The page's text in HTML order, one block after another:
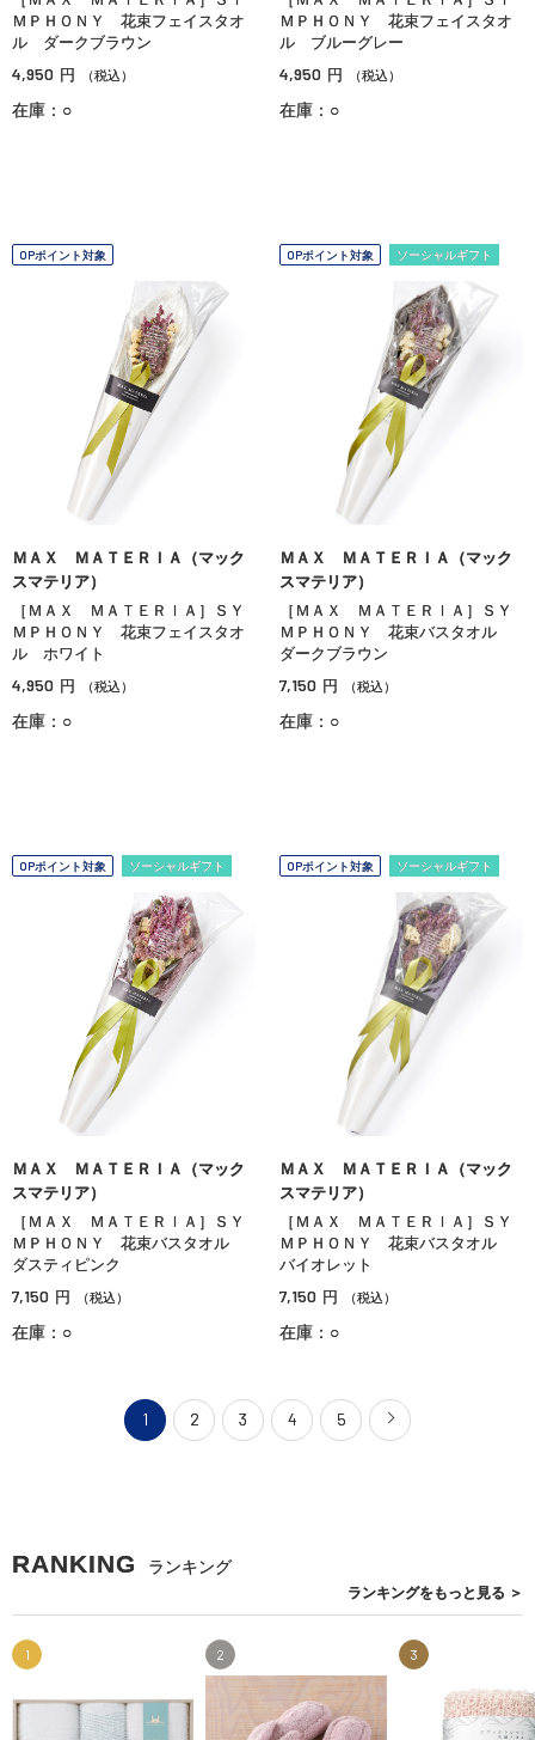
ＭＰＨＯＮＹ 花束フェイスタオ
ル ダークブラウン
4,950 円 （税込）
在庫：○
ＭＰＨＯＮＹ 花束フェイスタオ
ル ブルーグレー
4,950 円 （税込）
在庫：○
OPポイント対象
ＭＡＸ ＭＡＴＥＲＩＡ（マック
スマテリア）
［ＭＡＸ ＭＡＴＥＲＩＡ］ＳＹ
ＭＰＨＯＮＹ 花束フェイスタオ
ル ホワイト
4,950 円 （税込）
在庫：○
OPポイント対象 ソーシャルギフト
ＭＡＸ ＭＡＴＥＲＩＡ（マック
スマテリア）
［ＭＡＸ ＭＡＴＥＲＩＡ］ＳＹ
ＭＰＨＯＮＹ 花束バスタオル
ダークブラウン
7,150 円 （税込）
在庫：○
OPポイント対象 ソーシャルギフト
ＭＡＸ ＭＡＴＥＲＩＡ（マック
スマテリア）
［ＭＡＸ ＭＡＴＥＲＩＡ］ＳＹ
ＭＰＨＯＮＹ 花束バスタオル
ダスティピンク
7,150 円 （税込）
在庫：○
OPポイント対象 ソーシャルギフト
ＭＡＸ ＭＡＴＥＲＩＡ（マック
スマテリア）
［ＭＡＸ ＭＡＴＥＲＩＡ］ＳＹ
ＭＰＨＯＮＹ 花束バスタオル
バイオレット
7,150 円 （税込）
在庫：○
1 2 3 4 5
RANKING ランキング
ランキングをもっと見る ＞
1 2 3